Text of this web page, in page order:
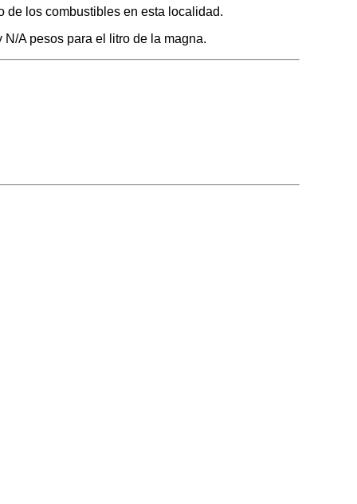
de los combustibles en esta localidad.
A pesos para el litro de la magna.